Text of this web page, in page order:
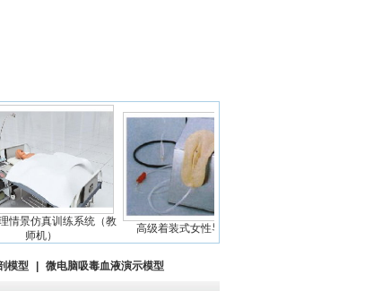
仿真训练系统（教
师机）
高级着装式女性导尿模型
模型 微电脑吸毒血液演示模型